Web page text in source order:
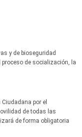
y de bioseguridad
de socialización, la
por el
de todas las
de forma obligatoria